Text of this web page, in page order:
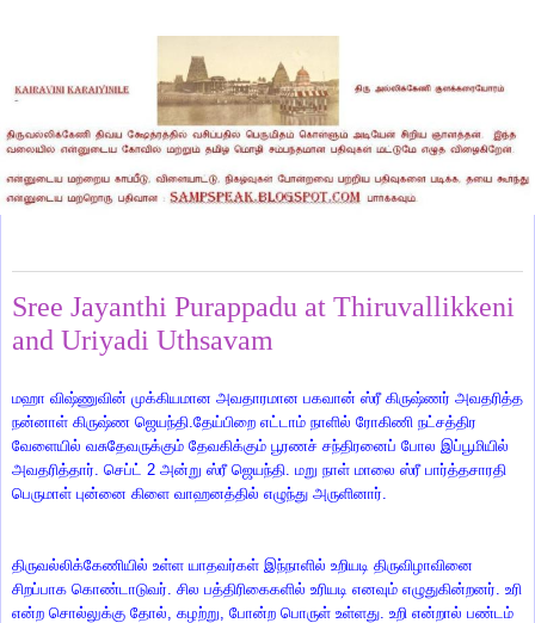
Sree Jayanthi Purappadu at Thiruvallikkeni
and Uriyadi Uthsavam
மஹா விஷ்ணுவின் முக்கியமான அவதாரமான பகவான் ஸ்ரீ கிருஷ்ணர் அவதரித்த
நன்னாள் கிருஷ்ண ஜெயந்தி.தேய்பிறை எட்டாம் நாளில் ரோகிணி நட்சத்திர
வேளையில் வசுதேவருக்கும் தேவகிக்கும் பூரணச் சந்திரனைப் போல இப்பூமியில்
அவதரித்தார். செப்ட் 2 அன்று ஸ்ரீ ஜெயந்தி. மறு நாள் மாலை ஸ்ரீ பார்த்தசாரதி
பெருமாள் புன்னை கிளை வாஹனத்தில் எழுந்து அருளினார்.
திருவல்லிக்கேணியில் உள்ள யாதவர்கள் இந்நாளில் உறியடி திருவிழாவினை
சிறப்பாக கொண்டாடுவர். சில பத்திரிகைகளில் உரியடி எனவும் எழுதுகின்றனர். உரி
என்ற சொல்லுக்கு தோல், கழற்று, போன்ற பொருள் உள்ளது. உறி என்றால் பண்டம்